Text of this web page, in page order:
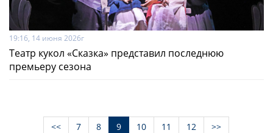
19:16, 14 июня 2026г
Театр кукол «Сказка» представил последнюю
премьеру сезона
<< 7 8 9 10 11 12 >>